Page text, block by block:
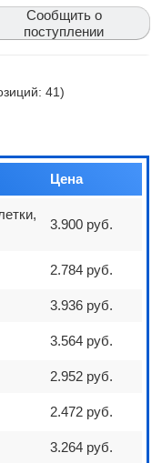
Сообщить о
поступлении
41)
Цена
3.900 руб.
2.784 руб.
3.936 руб.
3.564 руб.
2.952 руб.
2.472 руб.
3.264 руб.